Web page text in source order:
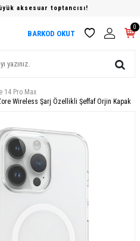
aksesuar toptancısı!
BARKOD OKUT
0
14 Pro Max
Wireless Şarj Özellikli Şeffaf Orjin Kapak